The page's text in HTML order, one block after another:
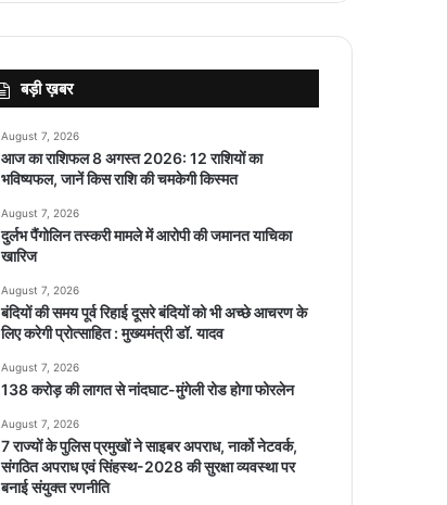
बड़ी ख़बर
August 7, 2026
आज का राशिफल 8 अगस्त 2026: 12 राशियों का
भविष्यफल, जानें किस राशि की चमकेगी किस्मत
August 7, 2026
दुर्लभ पैंगोलिन तस्करी मामले में आरोपी की जमानत याचिका
खारिज
August 7, 2026
बंदियों की समय पूर्व रिहाई दूसरे बंदियों को भी अच्छे आचरण के
लिए करेगी प्रोत्साहित : मुख्यमंत्री डॉ. यादव
August 7, 2026
138 करोड़ की लागत से नांदघाट-मुंगेली रोड होगा फोरलेन
August 7, 2026
7 राज्यों के पुलिस प्रमुखों ने साइबर अपराध, नार्को नेटवर्क,
संगठित अपराध एवं सिंहस्थ-2028 की सुरक्षा व्यवस्था पर
बनाई संयुक्त रणनीति